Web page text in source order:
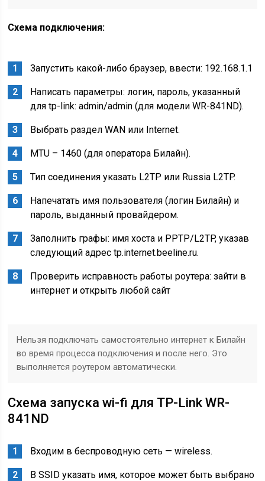
Схема подключения:
Запустить какой-либо браузер, ввести: 192.168.1.1
Написать параметры: логин, пароль, указанный
для tp-link: admin/admin (для модели WR-841ND).
Выбрать раздел WAN или Internet.
MTU – 1460 (для оператора Билайн).
Тип соединения указать L2TP или Russia L2TP.
Напечатать имя пользователя (логин Билайн) и
пароль, выданный провайдером.
Заполнить графы: имя хоста и PPTP/L2TP, указав
следующий адрес tp.internet.beeline.ru.
Проверить исправность работы роутера: зайти в
интернет и открыть любой сайт
Нельзя подключать самостоятельно интернет к Билайн
во время процесса подключения и после него. Это
выполняется роутером автоматически.
Схема запуска wi-fi для TP-Link WR-
841ND
Входим в беспроводную сеть — wireless.
В SSID указать имя, которое может быть выбрано